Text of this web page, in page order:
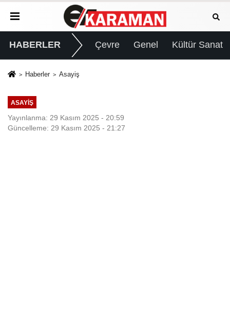
HABERLER Çevre Genel Kültür Sanat
Haberler Asayiş
ASAYIŞ
Yayınlanma: 29 Kasım 2025 - 20:59
Güncelleme: 29 Kasım 2025 - 21:27